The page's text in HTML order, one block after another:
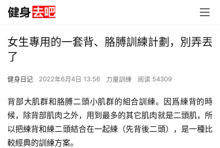
女生專用的一套背、胳膊訓練計劃，別弄丟
了
健身日记 2022年6月4日 13:56 力量訓練 阅读 54309
背部大肌群和胳膊二頭小肌群的組合訓練。因爲練背的時
候，除背部肌肉之外，用到最多的其它肌肉就是二頭肌，所
以把練背和練二頭結合在一起練（先背後二頭），是一種比
較經典的訓練方案。